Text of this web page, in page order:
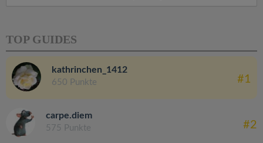
TOP GUIDES
kathrinchen_1412
650 Punkte #1
carpe.diem
575 Punkte #2